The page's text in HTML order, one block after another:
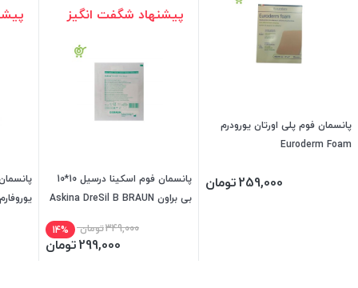
پانسمان فوم پلی اورتان یورودرم
Euroderm Foam
259,000تومان
پیشنهاد شگفت انگیز
پانسمان فوم اسکینا درسیل 10*10
بی براون Askina DreSil B BRAUN
349,000تومان 14%
299,000تومان